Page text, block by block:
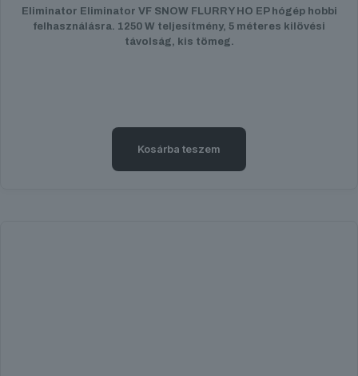
Eliminator Eliminator VF SNOW FLURRY HO EP hógép hobbi
felhasználásra. 1250 W teljesítmény, 5 méteres kilövési
távolság, kis tömeg.
Kosárba teszem